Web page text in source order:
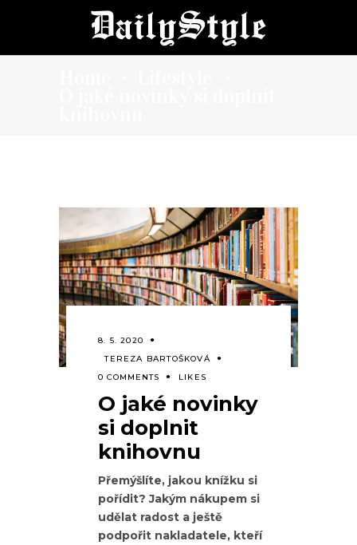
8. 5. 2020
TEREZA BARTOŠKOVÁ
0 COMMENTS
LIKES
O jaké novinky
si doplnit
knihovnu
Přemýšlíte, jakou knížku si
pořídit? Jakým nákupem si
udělat radost a ještě
podpořit nakladatele, kteří